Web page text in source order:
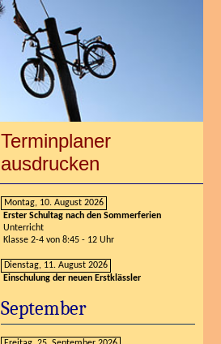
Terminplaner
ausdrucken
Montag, 10. August 2026
Erster Schultag nach den Sommerferien
Unterricht
Klasse 2-4 von 8:45 - 12 Uhr
Dienstag, 11. August 2026
Einschulung der neuen Erstklässler
September